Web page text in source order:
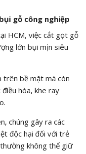
gỗ công nghiệp
HCM, việc cắt gọt gỗ
lớn bụi mịn siêu
trên bề mặt mà còn
hòa, khe ray
chúng gây ra các
độc hại đối với trẻ
không thể giữ